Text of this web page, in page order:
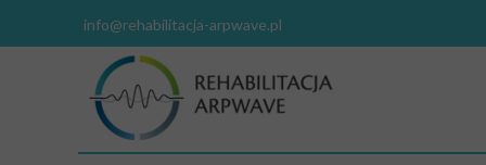
info@rehabilitacja-arpwave.pl